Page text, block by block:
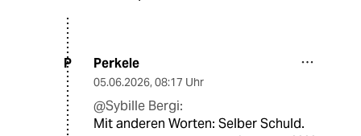
P Perkele
05.06.2026, 08:17 Uhr
@Sybille Bergi:
Mit anderen Worten: Selber Schuld.